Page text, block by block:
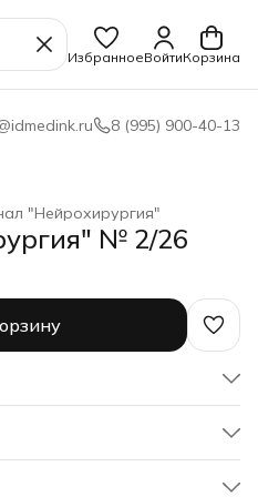
ИзбранноеВойтиКорзина
8 (995) 900-40-13
"Нейрохирургия"
№ 2/26
до двери